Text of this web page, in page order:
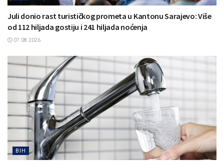
Juli donio rast turističkog prometa u Kantonu Sarajevo: Više
od 112 hiljada gostiju i 241 hiljada noćenja
07.08.2026.
BIH